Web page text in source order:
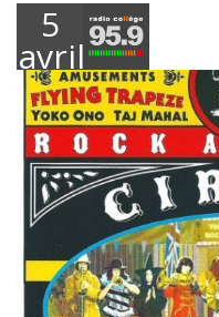
5
avril
2019